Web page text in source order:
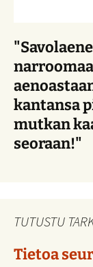
kantansa
mutkan
seoraan!"
TUTUSTU
Tietoa